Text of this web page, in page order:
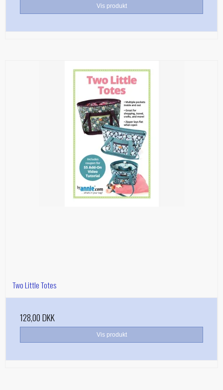
Vis produkt
Two Little Totes
128,00 DKK
Vis produkt